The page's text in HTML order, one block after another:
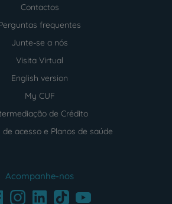
Contactos
frequentes
Junte-se a nós
Visita Virtual
English version
My CUF
de Crédito
de acesso e Planos de saúde
Acompanhe-nos
InstagramLinkedInTikTokYoutube